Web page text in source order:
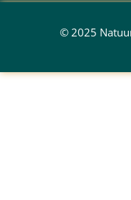
© 2025